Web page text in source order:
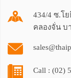
434/4 ซ.โ
คลองจั่น บ
Call : (02)